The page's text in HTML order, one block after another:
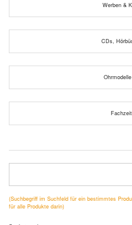
Werben &
CDs,
(Suchbegriff im Suchfeld für ein bestimmtes
für alle Produkte darin)